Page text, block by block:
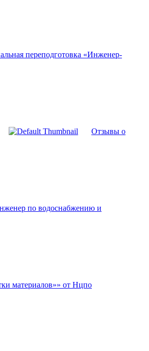
переподготовка «Инженер-
Отзывы о
по водоснабжению и
материалов»» от Нцпо